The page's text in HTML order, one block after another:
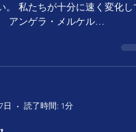
。 私たちが十分に速く変化して
アンゲラ・メルケル
仕事がないと、健康を損なうば
にも退廃する。...
日
読了時間: 1分